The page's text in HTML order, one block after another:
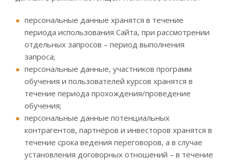
персональные данные хранятся в течение
периода использования Сайта, при рассмотрении
отдельных запросов – период выполнения
запроса;
персональные данные, участников программ
обучения и пользователей курсов хранятся в
течение периода прохождения/проведение
обучения;
персональные данные потенциальных
контрагентов, партнёров и инвесторов хранятся в
течение срока ведения переговоров, а в случае
установления договорных отношений – в течение